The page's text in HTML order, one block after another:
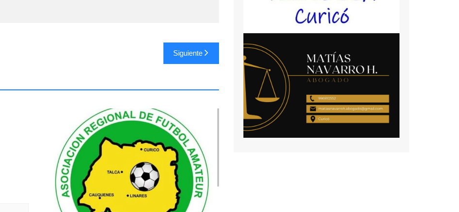
Siguiente